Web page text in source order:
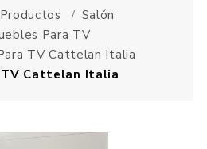
Productos
Salón
Para TV
TV Cattelan Italia
Cattelan Italia